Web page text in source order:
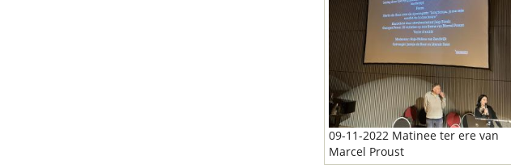
09-11-2022 Matinee ter ere van
Marcel Proust